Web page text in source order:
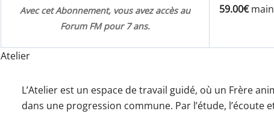
Avec cet Abonnement, vous avez accès au
Forum FM pour 7 ans.
59.00€
Atelier
L’Atelier est un espace de travail guidé, où un Frère
dans une progression commune. Par l’étude, l’écoute